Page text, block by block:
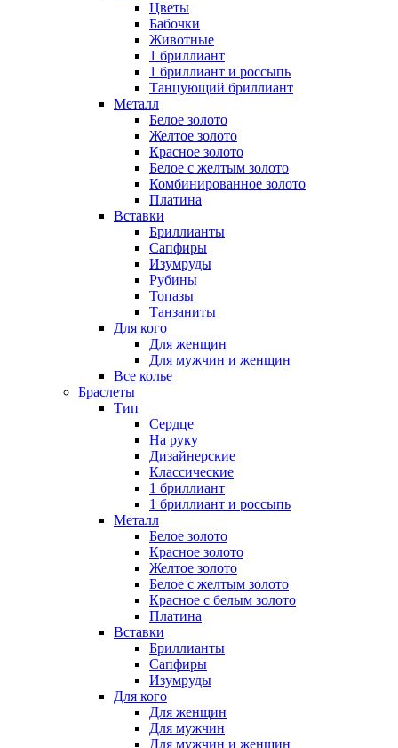
Цветы
Бабочки
Животные
1 бриллиант
1 бриллиант и россыпь
Танцующий бриллиант
Металл
Белое золото
Желтое золото
Красное золото
Белое с желтым золото
Комбинированное золото
Платина
Вставки
Бриллианты
Сапфиры
Изумруды
Рубины
Топазы
Танзаниты
Для кого
Для женщин
Для мужчин и женщин
Все колье
Браслеты
Тип
Сердце
На руку
Дизайнерские
Классические
1 бриллиант
1 бриллиант и россыпь
Металл
Белое золото
Красное золото
Желтое золото
Белое с желтым золото
Красное с белым золото
Платина
Вставки
Бриллианты
Сапфиры
Изумруды
Для кого
Для женщин
Для мужчин
Для мужчин и женщин